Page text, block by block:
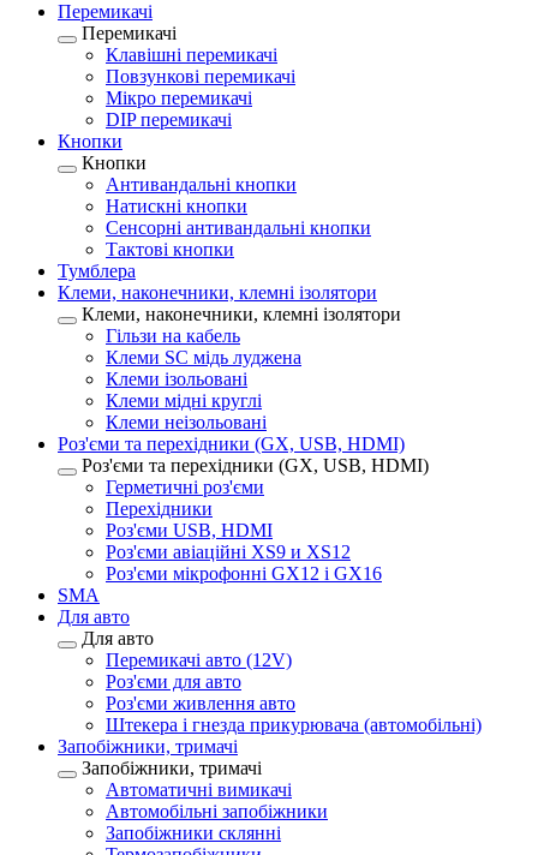
Перемикачі
Перемикачі
Клавішні перемикачі
Повзункові перемикачі
Мікро перемикачі
DIP перемикачі
Кнопки
Кнопки
Антивандальні кнопки
Натискні кнопки
Сенсорні антивандальні кнопки
Тактові кнопки
Тумблера
Клеми, наконечники, клемні ізолятори
Клеми, наконечники, клемні ізолятори
Гільзи на кабель
Клеми SC мідь луджена
Клеми ізольовані
Клеми мідні круглі
Клеми неізольовані
Роз'єми та перехідники (GX, USB, HDMI)
Роз'єми та перехідники (GX, USB, HDMI)
Герметичні роз'єми
Перехідники
Роз'єми USB, HDMI
Роз'єми авіаційні XS9 и XS12
Роз'єми мікрофонні GX12 і GX16
SMA
Для авто
Для авто
Перемикачі авто (12V)
Роз'єми для авто
Роз'єми живлення авто
Штекера і гнезда прикурювача (автомобільні)
Запобіжники, тримачі
Запобіжники, тримачі
Автоматичні вимикачі
Автомобільні запобіжники
Запобіжники склянні